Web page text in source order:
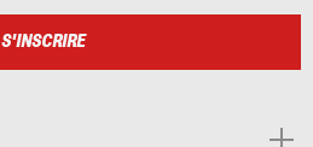
S'INSCRIRE